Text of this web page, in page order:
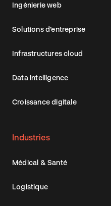
Ingénierie web
Solutions d’entreprise
Infrastructures cloud
Data intelligence
Croissance digitale
Industries
Médical & Santé
Logistique